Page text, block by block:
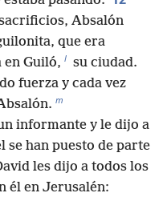
Absalón
que era
en Guiló, l su ciudad.
fuerza y cada vez
m
informante y le dijo a
se han puesto de parte
les dijo a todos los
él en Jerusalén: